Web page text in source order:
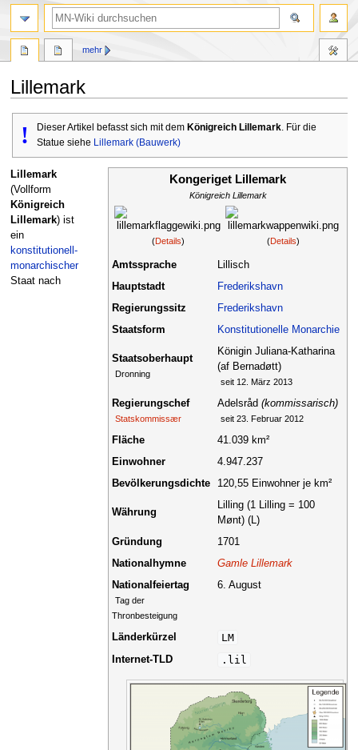
Lillemark
Navigation
springen
Suche
springen
! Dieser Artikel befasst sich mit dem Königreich Lillemark. Für die
Statue siehe Lillemark (Bauwerk)
Kongeriget Lillemark
Königreich Lillemark
(Details) (Details)
Amtssprache
Lillisch
Hauptstadt
Frederikshavn
Regierungssitz
Frederikshavn
Staatsform
Konstitutionelle Monarchie
Staatsoberhaupt
Dronning
Königin Juliana-Katharina
(af Bernadøtt)
seit 12. März 2013
Regierungschef
Statskommissær
Adelsråd(kommissarisch)
seit 23. Februar 2012
Fläche
41.039 km²
Einwohner
4.947.237
Bevölkerungsdichte
120,55 Einwohner je km²
Währung
Lilling (1 Lilling = 100
Mønt) (L)
Gründung
1701
Nationalhymne
Gamle Lillemark
Nationalfeiertag
Tag der
Thronbesteigung
6. August
Länderkürzel LM
Internet-TLD .lil
Lillemark
(Vollform
Königreich
Lillemark) ist
ein
konstitutionell-
monarchischer
Staat nach
mehr
Suche